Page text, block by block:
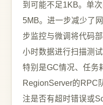
到可能不足1KB。单
5MB。进一步减少了
步监控与微调将代码
小时数据进行扫描测
特别是GC情况、任务
RegionServer的RPC
注是否有超时错误或